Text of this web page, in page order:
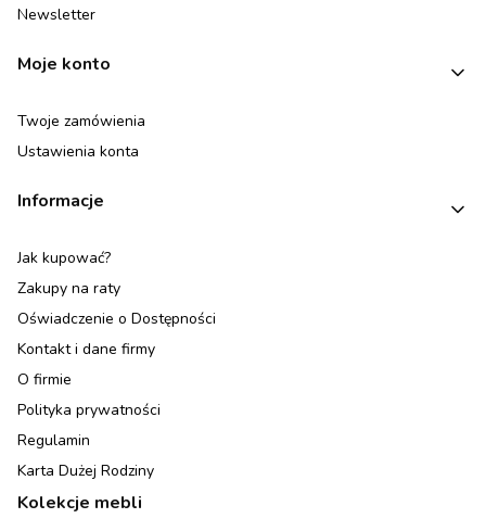
Newsletter
Moje konto
Twoje zamówienia
Ustawienia konta
Informacje
Jak kupować?
Zakupy na raty
Oświadczenie o Dostępności
Kontakt i dane firmy
O firmie
Polityka prywatności
Regulamin
Karta Dużej Rodziny
Kolekcje mebli